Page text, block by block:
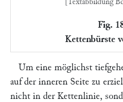
Fig.
Kettenbürste
Um eine möglichst
auf der inneren Seite zu
nicht in der Kettenlinie,